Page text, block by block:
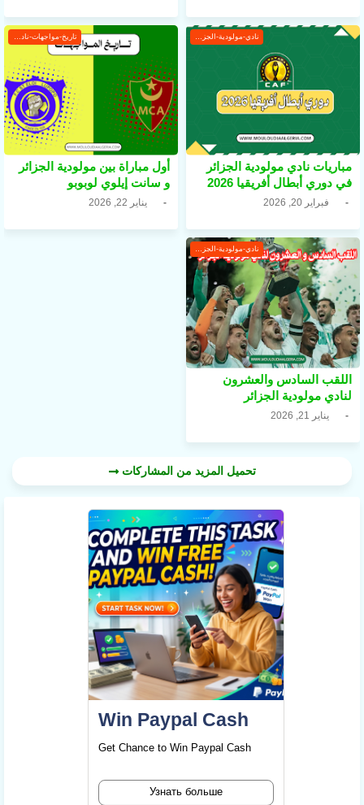
مباريات نادي مولودية الجزائر
في دوري أبطال أفريقيا 2026
فبراير 20, 2026
أول مباراة بين مولودية الجزائر
و سانت إيلوي لوبوبو
يناير 22, 2026
نادي-مولودية-الجزائر
اللقب السادس والعشرون
لنادي مولودية الجزائر
يناير 21, 2026
تحميل المزيد من المشاركات
Win Paypal Cash
Get Chance to Win Paypal Cash
Узнать больше